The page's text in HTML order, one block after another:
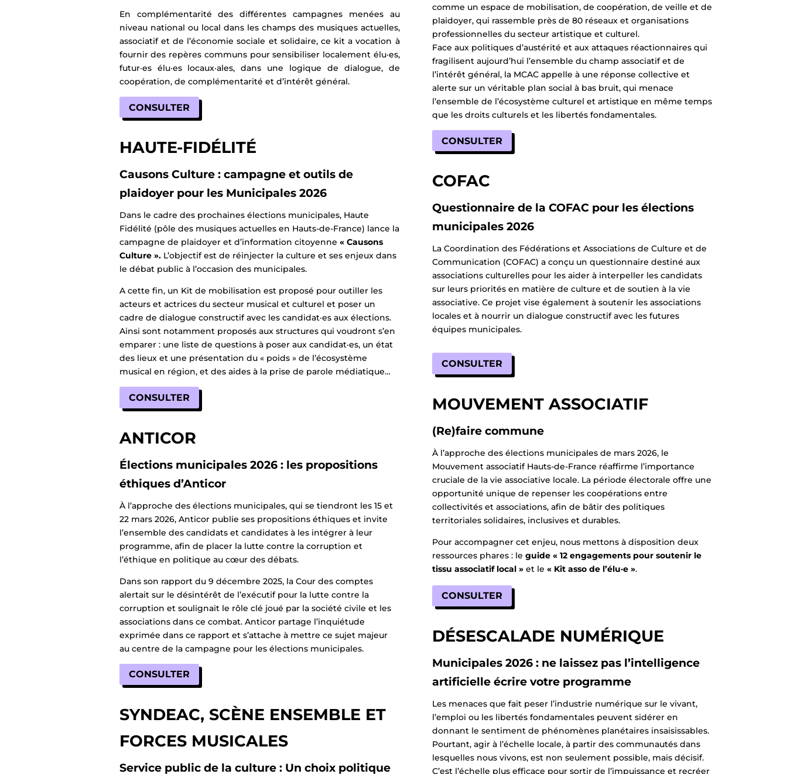
En complémentarité des différentes campagnes menées au
niveau national ou local dans les champs des musiques actuelles,
associatif et de l’économie sociale et solidaire, ce kit a vocation à
fournir des repères communs pour sensibiliser localement élu·es,
futur·es élu·es locaux·ales, dans une logique de dialogue, de
coopération, de complémentarité et d’intérêt général.
CONSULTER
HAUTE-FIDÉLITÉ
Causons Culture : campagne et outils de
plaidoyer pour les Municipales 2026
Dans le cadre des prochaines élections municipales, Haute
Fidélité (pôle des musiques actuelles en Hauts-de-France) lance la
campagne de plaidoyer et d’information citoyenne « Causons
Culture ».L’objectif est de réinjecter la culture et ses enjeux dans
le débat public à l’occasion des municipales.
A cette fin, un Kit de mobilisation est proposé pour outiller les
acteurs et actrices du secteur musical et culturel et poser un
cadre de dialogue constructif avec les candidat·es aux élections.
Ainsi sont notamment proposés aux structures qui voudront s’en
emparer : une liste de questions à poser aux candidat·es, un état
des lieux et une présentation du « poids » de l’écosystème
musical en région, et des aides à la prise de parole médiatique…
CONSULTER
ANTICOR
Élections municipales 2026 : les propositions
éthiques d’Anticor
À l’approche des élections municipales, qui se tiendront les 15 et
22 mars 2026, Anticor publie ses propositions éthiques et invite
l’ensemble des candidats et candidates à les intégrer à leur
programme, afin de placer la lutte contre la corruption et
l’éthique en politique au cœur des débats.
Dans son rapport du 9 décembre 2025, la Cour des comptes
alertait sur le désintérêt de l’exécutif pour la lutte contre la
corruption et soulignait le rôle clé joué par la société civile et les
associations dans ce combat. Anticor partage l’inquiétude
exprimée dans ce rapport et s’attache à mettre ce sujet majeur
au centre de la campagne pour les élections municipales.
CONSULTER
SYNDEAC, SCÈNE ENSEMBLE ET
FORCES MUSICALES
Service public de la culture : Un choix politique
comme un espace de mobilisation, de coopération, de veille et de
plaidoyer, qui rassemble près de 80 réseaux et organisations
professionnelles du secteur artistique et culturel.
Face aux politiques d’austérité et aux attaques réactionnaires qui
fragilisent aujourd’hui l’ensemble du champ associatif et de
l’intérêt général, la MCAC appelle à une réponse collective et
alerte sur un véritable plan social à bas bruit, qui menace
l’ensemble de l’écosystème culturel et artistique en même temps
que les droits culturels et les libertés fondamentales.
CONSULTER
COFAC
Questionnaire de la COFAC pour les élections
municipales 2026
La Coordination des Fédérations et Associations de Culture et de
Communication (COFAC) a conçu un questionnaire destiné aux
associations culturelles pour les aider à interpeller les candidats
sur leurs priorités en matière de culture et de soutien à la vie
associative. Ce projet vise également à soutenir les associations
locales et à nourrir un dialogue constructif avec les futures
équipes municipales.
CONSULTER
MOUVEMENT ASSOCIATIF
(Re)faire commune
À l’approche des élections municipales de mars 2026, le
Mouvement associatif Hauts-de-France réaffirme l’importance
cruciale de la vie associative locale. La période électorale offre une
opportunité unique de repenser les coopérations entre
collectivités et associations, afin de bâtir des politiques
territoriales solidaires, inclusives et durables.
Pour accompagner cet enjeu, nous mettons à disposition deux
ressources phares : leguide « 12 engagements pour soutenir le
tissu associatif local » et le« Kit asso de l’élu·e ».
CONSULTER
DÉSESCALADE NUMÉRIQUE
Municipales 2026 : ne laissez pas l’intelligence
artificielle écrire votre programme
Les menaces que fait peser l’industrie numérique sur le vivant,
l’emploi ou les libertés fondamentales peuvent sidérer en
donnant le sentiment de phénomènes planétaires insaisissables.
Pourtant, agir à l’échelle locale, à partir des communautés dans
lesquelles nous vivons, est non seulement possible, mais décisif.
C’est l’échelle plus efficace pour sortir de l’impuissance et recréer